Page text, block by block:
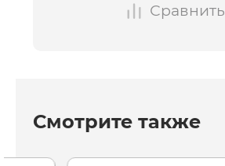
Сравнить
Смотрите также